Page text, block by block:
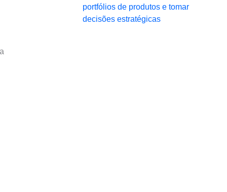
portfólios de produtos e tomar
decisões estratégicas